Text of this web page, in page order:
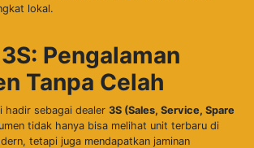
lokal.
Pengalaman
Tanpa Celah
hadir sebagai dealer 3S (Sales, Service, Spare
tidak hanya bisa melihat unit terbaru di
tetapi juga mendapatkan jaminan